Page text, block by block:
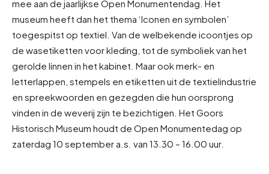
mee aan de jaarlijkse Open Monumentendag. Het
museum heeft dan het thema ‘Iconen en symbolen’
toegespitst op textiel. Van de welbekende icoontjes op
de wasetiketten voor kleding, tot de symboliek van het
gerolde linnen in het kabinet. Maar ook merk- en
letterlappen, stempels en etiketten uit de textielindustrie
en spreekwoorden en gezegden die hun oorsprong
vinden in de weverij zijn te bezichtigen. Het Goors
Historisch Museum houdt de Open Monumentedag op
zaterdag 10 september a.s. van 13.30 – 16.00 uur.